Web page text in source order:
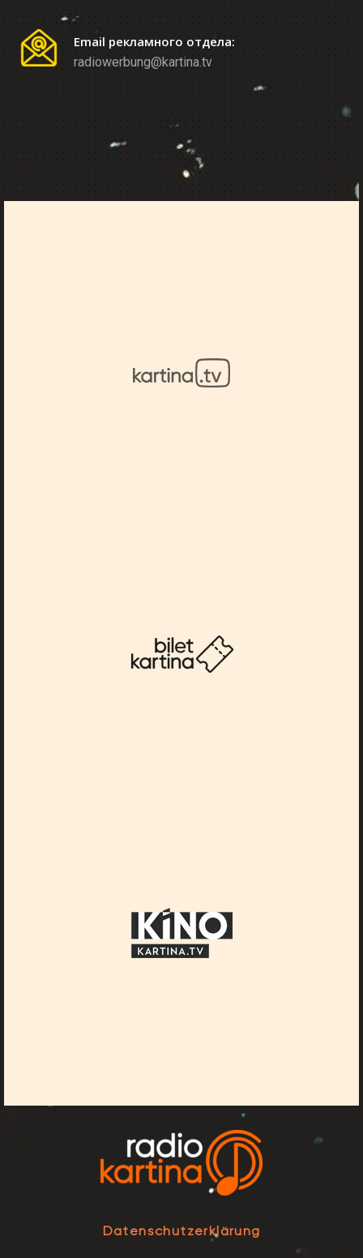
Email рекламного отдела:
radiowerbung@kartina.tv
Datenschutzerklärung